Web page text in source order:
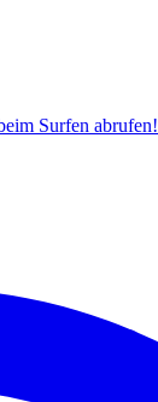
Surfen abrufen!